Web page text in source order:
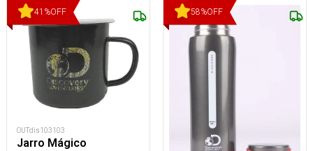
41 %OFF
OUTdis103103
Jarro Mágico
58%OFF